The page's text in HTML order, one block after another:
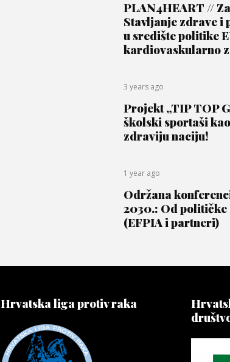
PLAN4HEART //
Stavljanje zdrave i
u središte politike
kardiovaskularno
3 years ago
Projekt „TIP TOP
školski sportaši
zdraviju naciju!
1 year ago
Održana
2030.: Od
(EFPIA i partneri)
Hrvatska liga protiv raka